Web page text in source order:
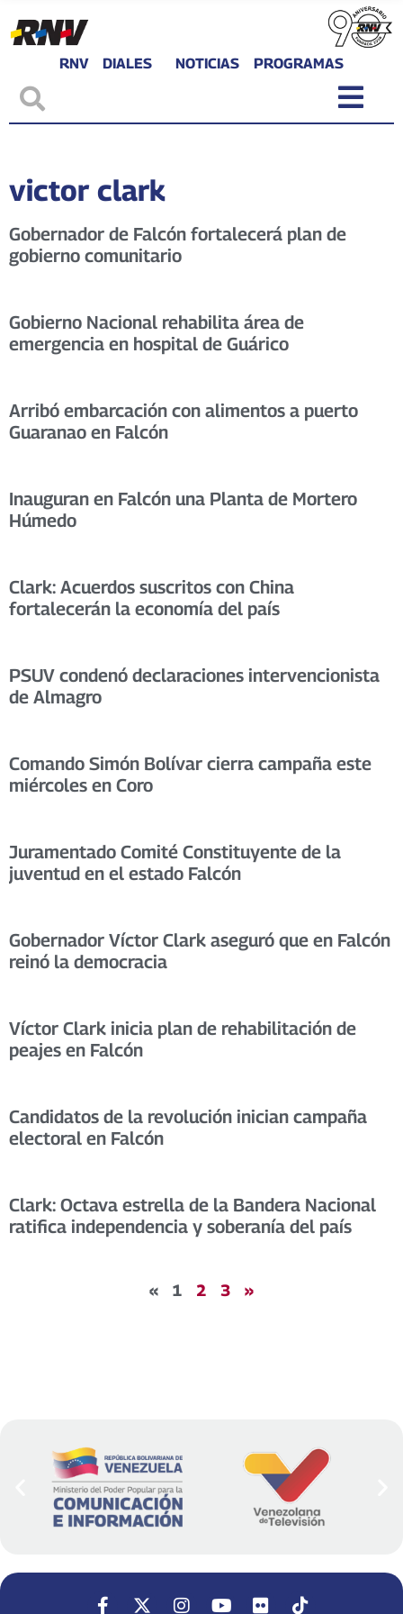
RNV DIALES NOTICIAS PROGRAMAS
victor clark
Gobernador de Falcón fortalecerá plan de
gobierno comunitario
Gobierno Nacional rehabilita área de
emergencia en hospital de Guárico
Arribó embarcación con alimentos a puerto
Guaranao en Falcón
Inauguran en Falcón una Planta de Mortero
Húmedo
Clark: Acuerdos suscritos con China
fortalecerán la economía del país
PSUV condenó declaraciones intervencionista
de Almagro
Comando Simón Bolívar cierra campaña este
miércoles en Coro
Juramentado Comité Constituyente de la
juventud en el estado Falcón
Gobernador Víctor Clark aseguró que en Falcón
reinó la democracia
Víctor Clark inicia plan de rehabilitación de
peajes en Falcón
Candidatos de la revolución inician campaña
electoral en Falcón
Clark: Octava estrella de la Bandera Nacional
ratifica independencia y soberanía del país
« 1 2 3 »